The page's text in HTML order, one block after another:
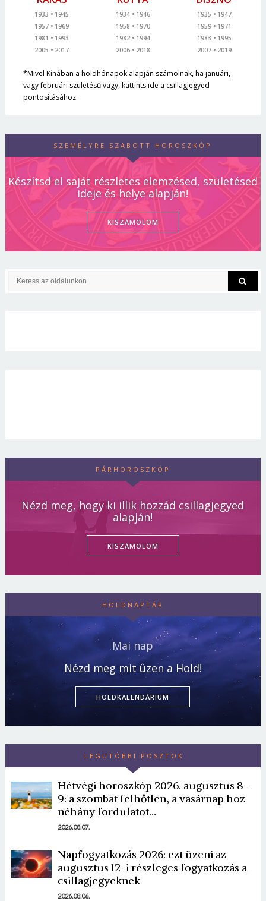
1933
1945
1957
1969
1981
1993
2005
2017
1934
1946
1958
1970
1982
1994
2006
2018
1935
1947
1959
1971
1983
1995
2007
2019
*Mivel Kínában a holdhónapok alapján számolnak, ha januári,
vagy februári születésű vagy, kattints ide a csillagjegyed
pontosításához.
SZEMÉLYRE SZABOTT HOROSZKÓP
Készítsd el saját részletes elemzésed, születésed
ideje és helye alapján!
KISZÁMOLOM
PÁRHOROSZKÓP
Nézd meg, hogy ki illik hozzád csillagjegyed
alapján!
KISZÁMOLOM
HOLDNAPTÁR
Mai nap
Nézd meg mit üzen a Hold!
HOLDKALENDÁRIUM
LEGUTÓBBI POSZTOK
Hétvégi horoszkóp 2026. augusztus 8-
9: a szombat felhőtlen, a vasárnap hoz
néhány fordulatot…
2026.08.07.
Napfogyatkozás 2026: ezt üzeni az
augusztus 12-i részleges fogyatkozás a
csillagjegyeknek
2026.08.06.
Borsonline bejelentkezés